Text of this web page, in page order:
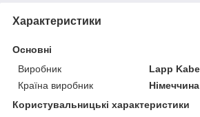
Характеристики
Основні
Виробник
Lapp
Країна виробник
Німеччина
Користувальницькі характеристики